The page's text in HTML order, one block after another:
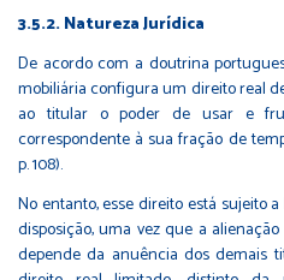
3.5.2. Natureza Jurídica
De acordo com a doutrina
mobiliária configura um direito real
ao titular o poder de usar e
correspondente à sua fração de
p. 108).
No entanto, esse direito está sujeito
disposição, uma vez que a
depende da anuência dos demais